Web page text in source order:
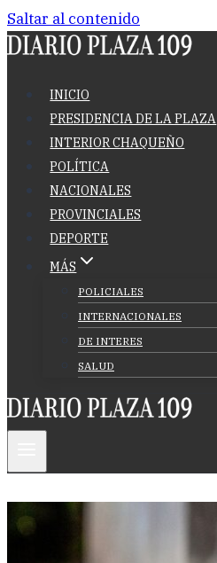
Saltar al contenido
INICIO
PRESIDENCIA DE LA PLAZA
INTERIOR CHAQUEÑO
POLÍTICA
NACIONALES
PROVINCIALES
DEPORTE
MÁS
POLICIALES
INTERNACIONALES
DE INTERES
SALUD